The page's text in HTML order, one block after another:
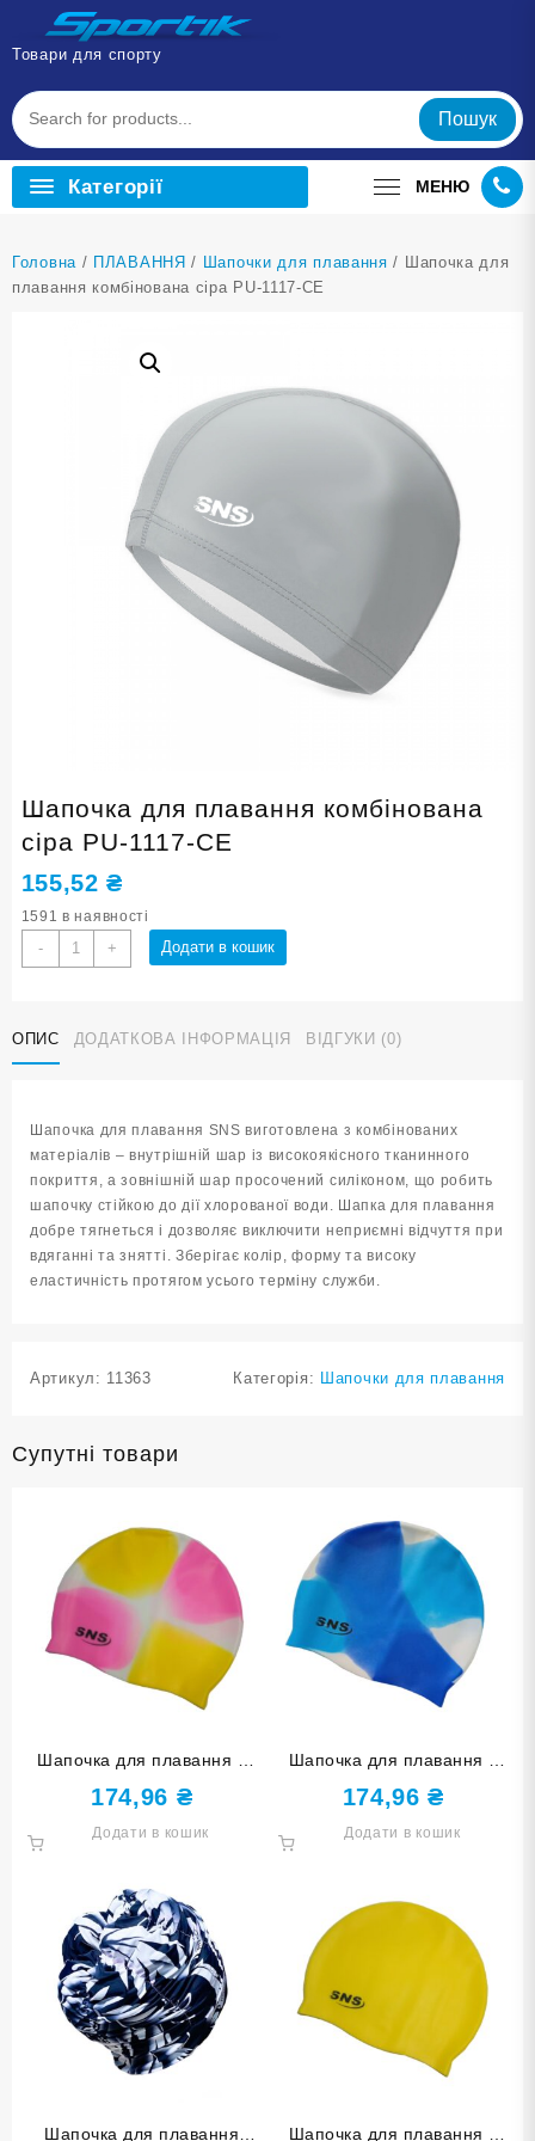
Перейти
вмісту
Товари для спорту
Пошук
Категорії МЕНЮ
Головна / ПЛАВАННЯ / Шапочки для плавання / Шапочка для
плавання комбінована сіра PU-1117-СЕ
Шапочка для плавання комбінована
сіра PU-1117-СЕ
155,52₴
1591 в наявності
-
Шапочка
для
сіра
PU-
кількість
+ Додати в кошик
ОПИС ДОДАТКОВА ІНФОРМАЦІЯ ВІДГУКИ (0)
Шапочка для плавання SNS виготовлена з комбінованих
матеріалів – внутрішній шар із високоякісного тканинного
покриття, а зовнішній шар просочений силіконом, що робить
шапочку стійкою до дії хлорованої води. Шапка для плавання
добре тягнеться і дозволяє виключити неприємні відчуття при
вдяганні та знятті. Зберігає колір, форму та високу
еластичність протягом усього терміну служби.
Артикул: 11363 Категорія: Шапочки для плавання
Супутні товари
Шапочка для плавання у
футлярі SNS мультиколір
SC-Ц3
174,96 ₴
Додати в кошик
Шапочка для плавання у
футлярі SNS мультиколір
SC-Ц6
174,96₴
Додати в кошик
Шапочка для плавання Шапочка для плавання у